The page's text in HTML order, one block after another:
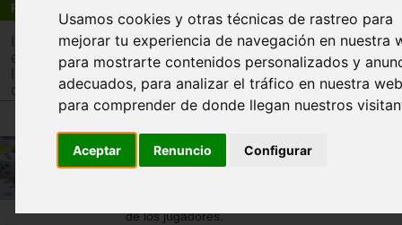
Usamos cookies y otras técnicas de rastreo para
mejorar tu experiencia de navegación en nuestra
para mostrarte contenidos personalizados y
adecuados, para analizar el tráfico en nuestra
para comprender de donde llegan nuestros
Aceptar Renuncio Configurar
Registro
>Tienda>Juguetes infantiles>Juguetes por tipo>
estimulación intelectual y memoria
>Tienda > Juguetes por tipo
cooperativos
Parchís magnético de viaje
de los jugadores.